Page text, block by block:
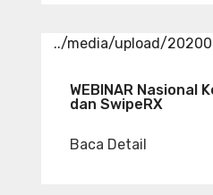
../media/upload/
WEBINAR Nasional
dan SwipeRX
Baca Detail